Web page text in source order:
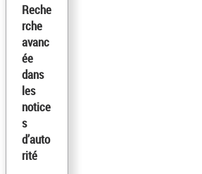
Reche
rche
avanc
ée
dans
les
notice
s
d’auto
rité